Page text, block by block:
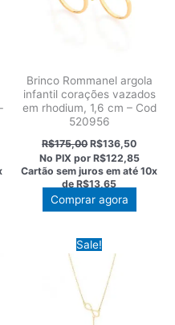
Brinco Rommanel argola
infantil corações vazados
em rhodium, 1,6 cm – Cod
520956
R$175,00O
preço
original
era:
R$175,00.
R$136,50O
preço
atual
é:
No PIX por R$122,85
Cartão sem juros em até10x
de R$13,65
Comprar agora
Sale!